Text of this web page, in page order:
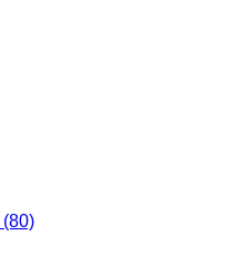
(80)